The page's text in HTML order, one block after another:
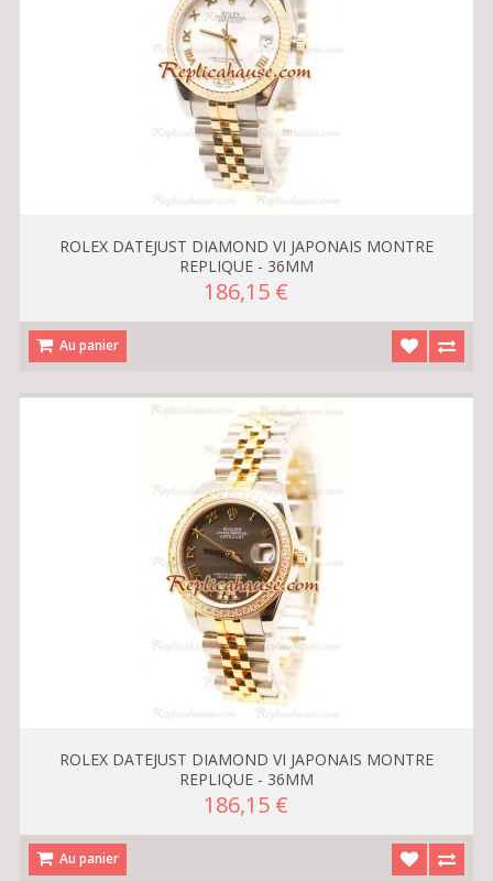
ROLEX DATEJUST DIAMOND VI JAPONAIS MONTRE
REPLIQUE - 36MM
186,15 €
Au panier
ROLEX DATEJUST DIAMOND VI JAPONAIS MONTRE
REPLIQUE - 36MM
186,15 €
Au panier